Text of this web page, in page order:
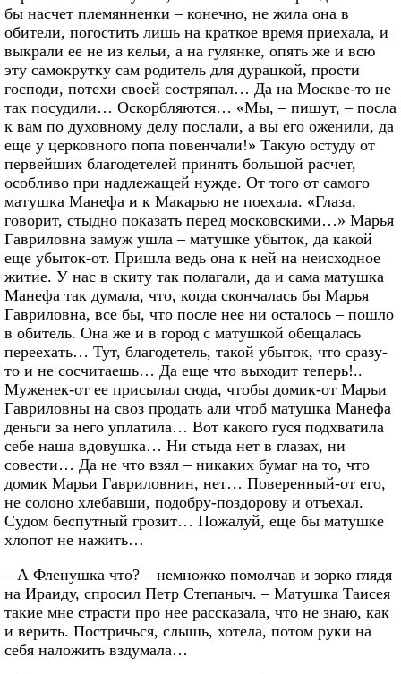
бы насчет племянненки – конечно, не жила она в
обители, погостить лишь на краткое время приехала, и
выкрали ее не из кельи, а на гулянке, опять же и всю
эту самокрутку сам родитель для дурацкой, прости
господи, потехи своей состряпал… Да на Москве-то не
так посудили… Оскорбляются… «Мы, – пишут, – посла
к вам по духовному делу послали, а вы его оженили, да
еще у церковного попа повенчали!» Такую остуду от
первейших благодетелей принять большой расчет,
особливо при надлежащей нужде. От того от самого
матушка Манефа и к Макарью не поехала. «Глаза,
говорит, стыдно показать перед московскими…» Марья
Гавриловна замуж ушла – матушке убыток, да какой
еще убыток-от. Пришла ведь она к ней на неисходное
житие. У нас в скиту так полагали, да и сама матушка
Манефа так думала, что, когда скончалась бы Марья
Гавриловна, все бы, что после нее ни осталось – пошло
в обитель. Она же и в город с матушкой обещалась
переехать… Тут, благодетель, такой убыток, что сразу-
то и не сосчитаешь… Да еще что выходит теперь!..
Муженек-от ее присылал сюда, чтобы домик-от Марьи
Гавриловны на своз продать али чтоб матушка Манефа
деньги за него уплатила… Вот какого гуся подхватила
себе наша вдовушка… Ни стыда нет в глазах, ни
совести… Да не что взял – никаких бумаг на то, что
домик Марьи Гавриловнин, нет… Поверенный-от его,
не солоно хлебавши, подобру-поздорову и отъехал.
Судом беспутный грозит… Пожалуй, еще бы матушке
хлопот не нажить…
– А Фленушка что? – немножко помолчав и зорко глядя
на Ираиду, спросил Петр Степаныч. – Матушка Таисея
такие мне страсти про нее рассказала, что не знаю, как
и верить. Постричься, слышь, хотела, потом руки на
себя наложить вздумала…